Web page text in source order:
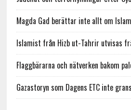
Magda Gad berättar inte allt om
Islamist från Hizb ut-Tahrir utvisas
Flaggbärarna och nätverken bakom
Gazastoryn som Dagens ETC inte